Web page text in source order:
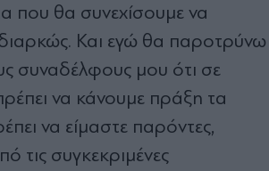
που θα συνεχίσουμε να
Και εγώ θα παροτρύνω
συναδέλφους μου ότι σε
να κάνουμε πράξη τα
να είμαστε παρόντες,
τις συγκεκριμένες